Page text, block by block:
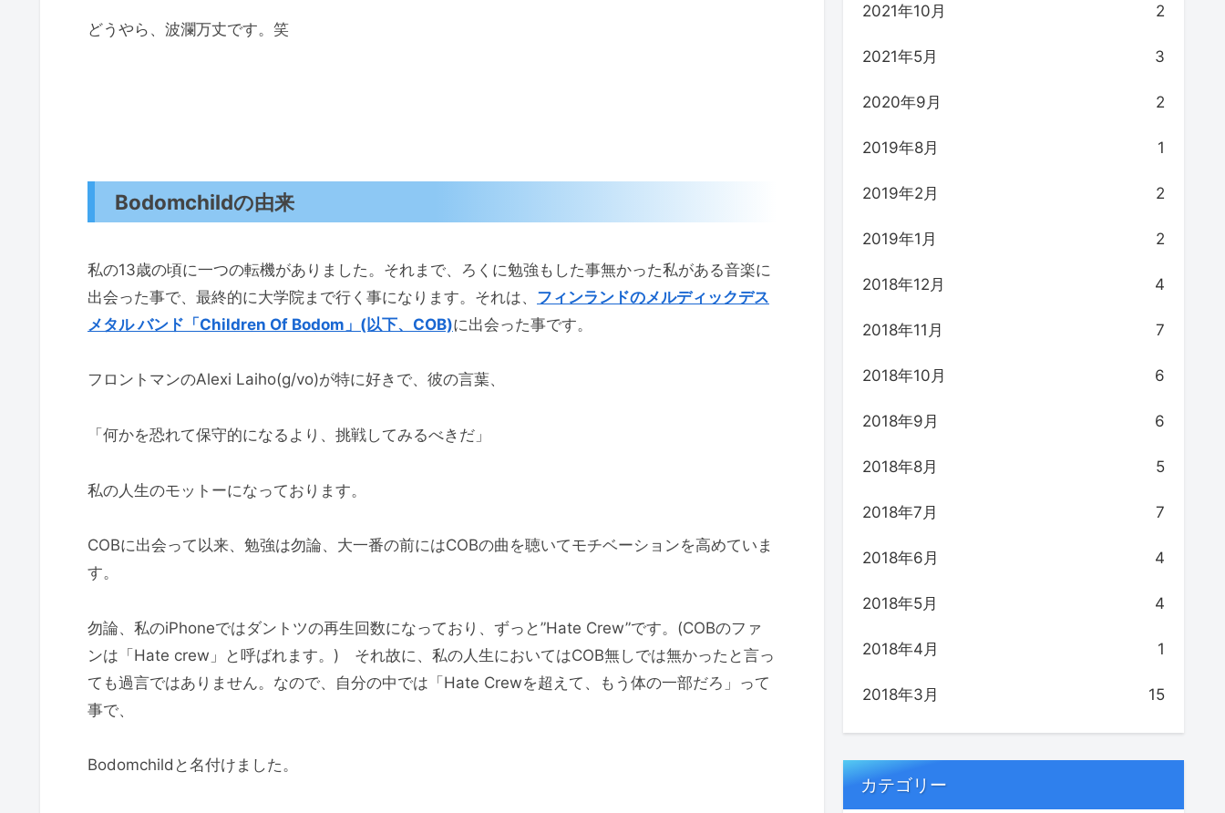
どうやら、波瀾万丈です。笑
Bodomchildの由来
私の13歳の頃に一つの転機がありました。それまで、ろくに勉強もした事無かった私がある音楽に
出会った事で、最終的に大学院まで行く事になります。それは、 フィンランドのメルディックデス
メタル バンド「Children Of Bodom」(以下、COB)に出会った事です。
フロントマンのAlexi Laiho(g/vo)が特に好きで、彼の言葉、
「何かを恐れて保守的になるより、挑戦してみるべきだ」
私の人生のモットーになっております。
COBに出会って以来、勉強は勿論、大一番の前にはCOBの曲を聴いてモチベーションを高めていま
す。
勿論、私のiPhoneではダントツの再生回数になっており、ずっと”Hate Crew”です。(COBのファ
ンは「Hate crew」と呼ばれます。) それ故に、私の人生においてはCOB無しでは無かったと言っ
ても過言ではありません。なので、自分の中では「Hate Crewを超えて、もう体の一部だろ」って
事で、
Bodomchildと名付けました。
2021年10月 2
2021年5月 3
2020年9月 2
2019年8月 1
2019年2月 2
2019年1月 2
2018年12月 4
2018年11月 7
2018年10月 6
2018年9月 6
2018年8月 5
2018年7月 7
2018年6月 4
2018年5月 4
2018年4月 1
2018年3月 15
カテゴリー